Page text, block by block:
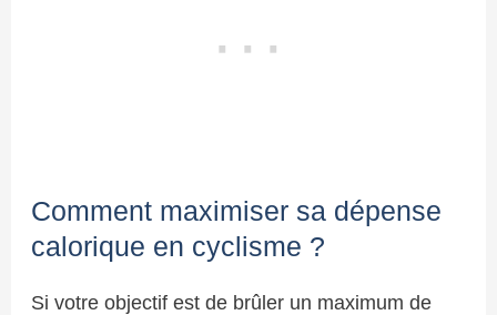
Comment maximiser sa dépense
calorique en cyclisme ?
Si votre objectif est de brûler un maximum de